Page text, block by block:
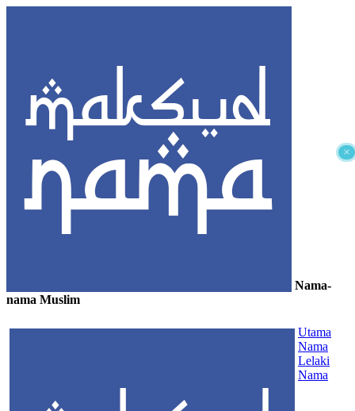
×
Nama-
nama Muslim
Utama
Nama
Lelaki
Nama